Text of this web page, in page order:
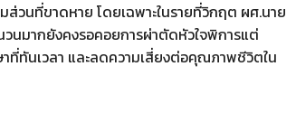
วนที่ขาดหาย โดยเฉพาะในรายที่วิกฤต ผศ.นาย
นมากยังคงรอคอยการผ่าตัดหัวใจพิการแต่
ที่ทันเวลา และลดความเสี่ยงต่อคุณภาพชีวิตใน